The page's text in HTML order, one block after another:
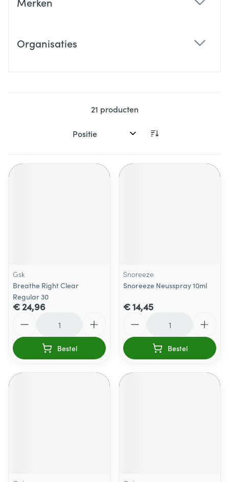
Organisaties
21 producten
Sorteer op:
Gsk
Breathe Right Clear
Regular 30
€ 24,96
Bestel
Snoreeze
Snoreeze Neusspray 10ml
€ 14,45
Bestel